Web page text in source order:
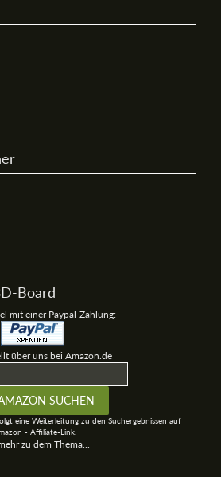
Board
mit einer Paypal-Zahlung:
über uns bei Amazon.de
eine Weiterleitung zu den Suchergebnissen auf
- Affiliate-Link.
zu dem Thema...